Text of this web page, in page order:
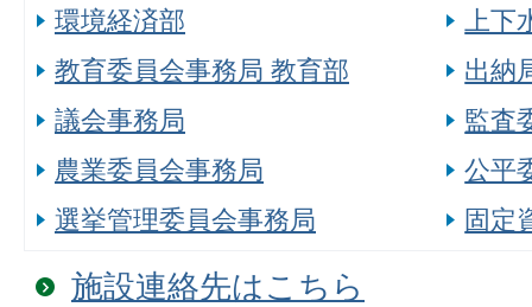
環境経済部
上
教育委員会事務局 教育部
出納
議会事務局
監査
農業委員会事務局
公平
選挙管理委員会事務局
固定
施設連絡先はこちら